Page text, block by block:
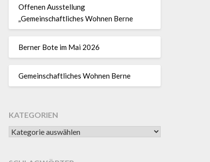
Offenen Ausstellung
„Gemeinschaftliches Wohnen Berne
Berner Bote im Mai 2026
Gemeinschaftliches Wohnen Berne
KATEGORIEN